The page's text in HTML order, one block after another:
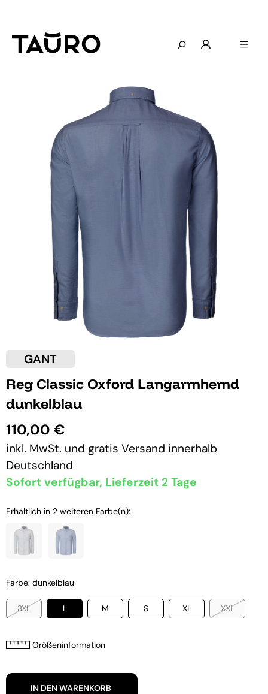
GANT
Reg Classic Oxford Langarmhemd
dunkelblau
110,00 €
inkl. MwSt. und gratis Versand innerhalb
Deutschland
Sofort verfügbar, Lieferzeit 2 Tage
Erhältlich in 2 weiteren Farbe(n):
Farbe: dunkelblau
3XL L M S XL XXL
Größeninformation
IN DEN WARENKORB